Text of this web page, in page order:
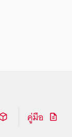
คู่มือ